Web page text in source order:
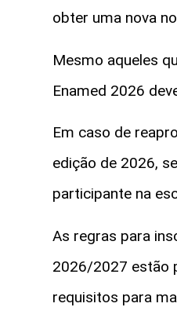
obter uma nova
Mesmo aqueles
Enamed 2026
Em caso de
edição de 2026,
participante na
As regras para
2026/2027 estão
requisitos para